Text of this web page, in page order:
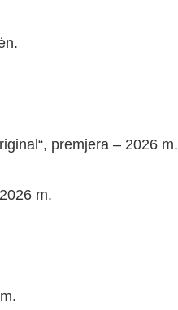
premjera – 2026 m.
m.